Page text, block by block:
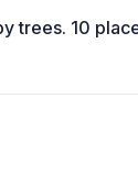
trees. 10